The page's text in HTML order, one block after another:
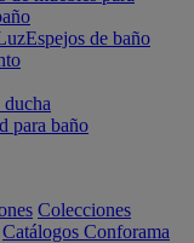
Espejos de baño
para baño
Colecciones
Catálogos Conforama